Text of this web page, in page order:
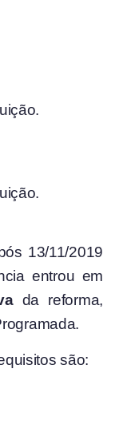
13/11/2019
entrou em
da reforma,
são: